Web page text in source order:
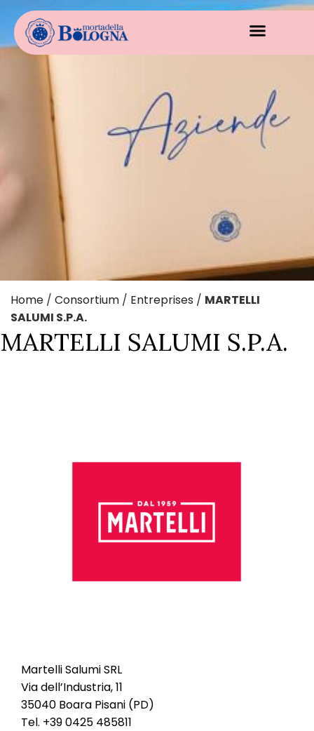
Home / Consortium / Entreprises / MARTELLI
SALUMI S.P.A.
MARTELLI SALUMI S.P.A.
Martelli Salumi SRL
Via dell’Industria, 11
35040 Boara Pisani (PD)
Tel. +39 0425 485811